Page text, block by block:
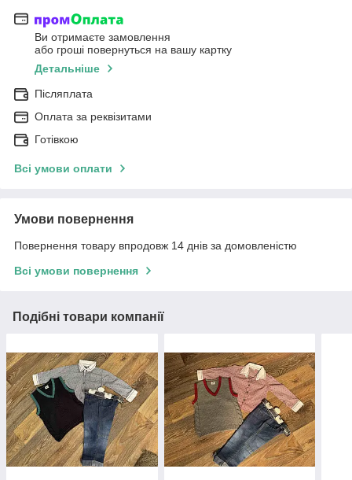
Ви отримаєте замовлення
або гроші повернуться на вашу картку
Детальніше
Післяплата
Оплата за реквізитами
Готівкою
Всі умови оплати
Умови повернення
Повернення товару впродовж 14 днів за домовленістю
Всі умови повернення
Подібні товари компанії